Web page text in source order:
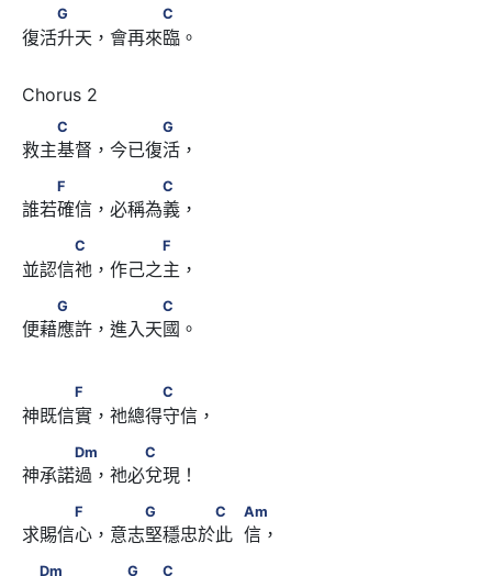
G　　 　　　C
G C
復活升天，會再來臨。
C　　 　　　G
C G
救主基督，今已復活，
F　　 　　　C
F C
誰若確信，必稱為義，
C　 　　　F
C F
並認信祂，作己之主，
G　　 　　　C
G C
便藉應許，進入天國。
F　 　　　C
F C
神既信實，祂總得守信，
Dm　 　　C
Dm C
神承諾過，祂必兌現！
F　 　　G　　　　C　            Am
F G C Am
求賜信心，意志堅穩忠於此  信，
Dm　　　 　G　　C
Dm G C